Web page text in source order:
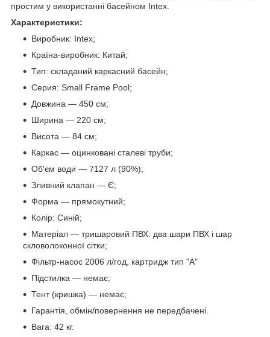
простим у використанні басейном Intex.
Характеристики:
Виробник: Intex;
Країна-виробник: Китай;
Тип: складаний каркасний басейн;
Серия: Small Frame Pool;
Довжина — 450 см;
Ширина — 220 см;
Висота — 84 см;
Каркас — оцинковані сталеві труби;
Об'єм води — 7127 л (90%);
Зливний клапан — Є;
Форма — прямокутний;
Колір: Синій;
Матеріал — тришаровий ПВХ: два шари ПВХ і шар
скловолоконної сітки;
Фільтр-насос 2006 л/год, картридж тип "А"
Підстилка — немає;
Тент (кришка) — немає;
Гарантія, обмін/повернення не передбачені.
Вага: 42 кг.